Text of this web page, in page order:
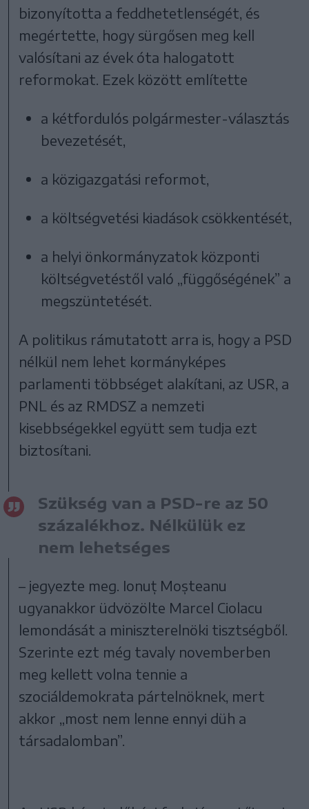
bizonyította a feddhetetlenségét, és
megértette, hogy sürgősen meg kell
valósítani az évek óta halogatott
reformokat. Ezek között említette
a kétfordulós polgármester-választás
bevezetését,
a közigazgatási reformot,
a költségvetési kiadások csökkentését,
a helyi önkormányzatok központi
költségvetéstől való „függőségének” a
megszüntetését.
A politikus rámutatott arra is, hogy a PSD
nélkül nem lehet kormányképes
parlamenti többséget alakítani, az USR, a
PNL és az RMDSZ a nemzeti
kisebbségekkel együtt sem tudja ezt
biztosítani.
Szükség van a PSD-re az 50
százalékhoz. Nélkülük ez
nem lehetséges
– jegyezte meg. Ionuț Moșteanu
ugyanakkor üdvözölte Marcel Ciolacu
lemondását a miniszterelnöki tisztségből.
Szerinte ezt még tavaly novemberben
meg kellett volna tennie a
szociáldemokrata pártelnöknek, mert
akkor „most nem lenne ennyi düh a
társadalomban”.